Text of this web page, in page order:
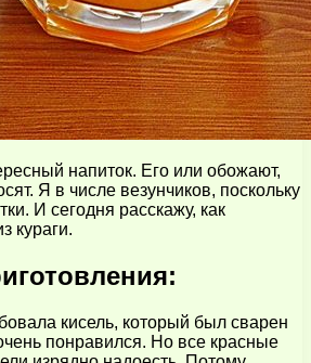
напиток. Его или обожают,
Я в числе везунчиков, поскольку
И сегодня расскажу, как
кураги.
кисель, который был сварен
понравился. Но все красные